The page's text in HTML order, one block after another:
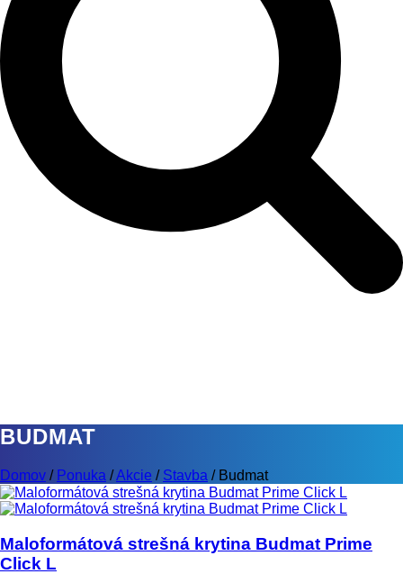
BUDMAT
Domov / Ponuka /Akcie / Stavba / Budmat
Maloformátová strešná krytina Budmat Prime
Click L